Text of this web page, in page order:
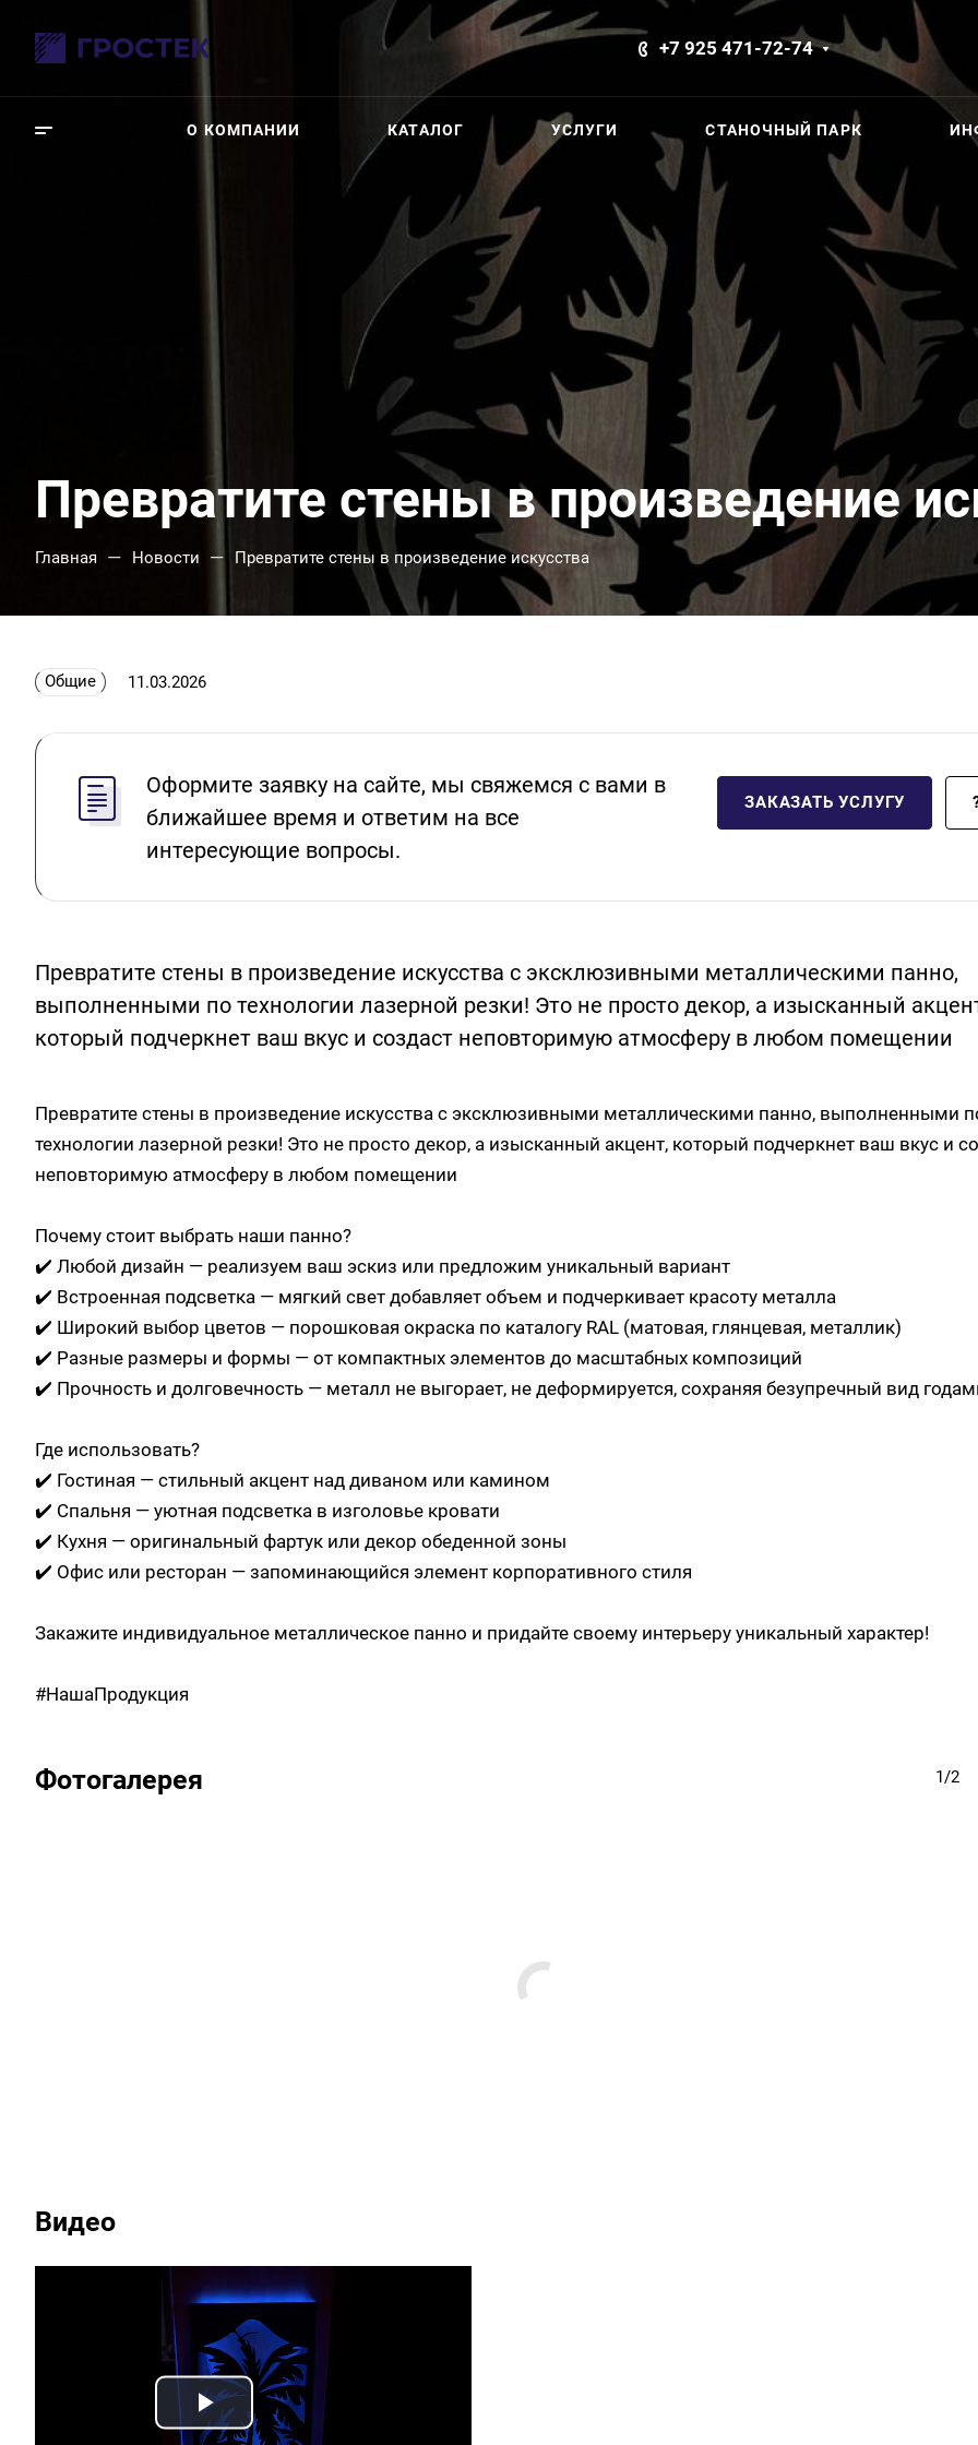
+7 925 471-72-74
О КОМПАНИИ КАТАЛОГ УСЛУГИ СТАНОЧНЫЙ ПАРК
Превратите стены в произведение
Главная — Новости — Превратите стены в произведение искусства
Общие 11.03.2026
Оформите заявку на сайте, мы свяжемся с вами в
ближайшее время и ответим на все
интересующие вопросы.
ЗАКАЗАТЬ УСЛУГУ
Превратите стены в произведение искусства с эксклюзивными металлическими панно,
выполненными по технологии лазерной резки! Это не просто декор, а изысканный
который подчеркнет ваш вкус и создаст неповторимую атмосферу в любом помещении
Превратите стены в произведение искусства с эксклюзивными металлическими панно, выполненными
технологии лазерной резки! Это не просто декор, а изысканный акцент, который подчеркнет ваш вкус и
неповторимую атмосферу в любом помещении
Почему стоит выбрать наши панно?
✔️ Любой дизайн — реализуем ваш эскиз или предложим уникальный вариант
✔️ Встроенная подсветка — мягкий свет добавляет объем и подчеркивает красоту металла
✔️ Широкий выбор цветов — порошковая окраска по каталогу RAL (матовая, глянцевая, металлик)
✔️ Разные размеры и формы — от компактных элементов до масштабных композиций
✔️ Прочность и долговечность — металл не выгорает, не деформируется, сохраняя безупречный вид
Где использовать?
✔️ Гостиная — стильный акцент над диваном или камином
✔️ Спальня — уютная подсветка в изголовье кровати
✔️ Кухня — оригинальный фартук или декор обеденной зоны
✔️ Офис или ресторан — запоминающийся элемент корпоративного стиля
Закажите индивидуальное металлическое панно и придайте своему интерьеру уникальный характер!
#НашаПродукция
Фотогалерея 1/2
Видео
Play